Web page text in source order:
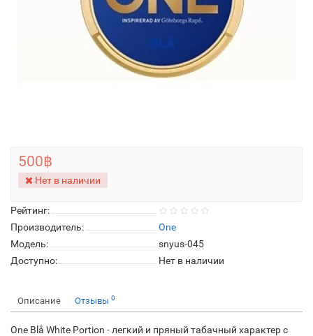
Рейтинг:
Производитель:
One
Модель:
snyus-045
Доступно:
Нет в наличии
500฿
Нет в наличии
Описание Отзывы 0
One Blå White Portion - легкий и пряный табачный характер с